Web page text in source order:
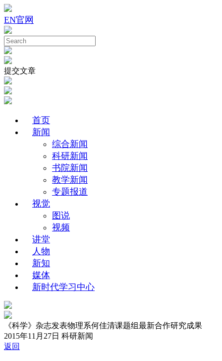
EN官网
提交文章
首页
新闻
综合新闻
科研新闻
书院新闻
教学新闻
专题报道
视觉
图说
视频
讲堂
人物
新知
媒体
新时代学习中心
《科学》杂志发表物理系何佳清课题组最新合作研究成果
2015年11月27日 科研新闻
返回